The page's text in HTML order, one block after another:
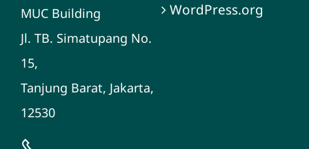
MUC Building
Jl. TB. Simatupang No.
15,
Tanjung Barat, Jakarta,
12530
WordPress.org